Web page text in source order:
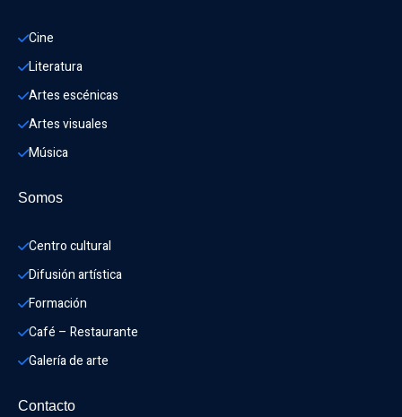
Cine
Literatura
Artes escénicas
Artes visuales
Música
Somos
Centro cultural
Difusión artística
Formación
Café – Restaurante
Galería de arte
Contacto